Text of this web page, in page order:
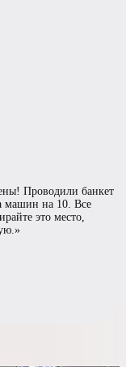
Проводили банкет
машин на 10. Все
это место,